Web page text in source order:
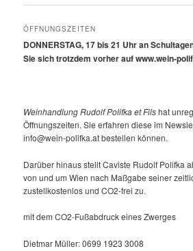
ÖFFNUNGSZEITEN
DONNERSTAG, 17 bis 21 Uhr an
Sie sich trotzdem vorher auf www.wein-
Weinhandlung Rudolf Polifka et Filshat
Öffnungszeiten. Sie erfahren diese im
info@wein-polifka.at bestellen können.
Darüber hinaus stellt Caviste Rudolf Polifka
von und um Wien nach Maßgabe seiner
zustellkostenlos und CO2-frei zu.
mit dem CO2-Fußabdruck eines Zwerges
Dietmar Müller: 0699 1923 3008